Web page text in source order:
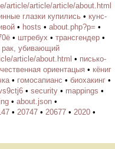
article/article/article/about.html
глазки купились • кунс-
• hosts • about.php?p= •
• штребух • трансгендер •
рак, убивающий
article/about.html • писько-
ориентацыя • кёниг
• гомосапианс • биохакинг •
• security • mappings •
• about.json •
• 20747 • 20677 • 2020 •